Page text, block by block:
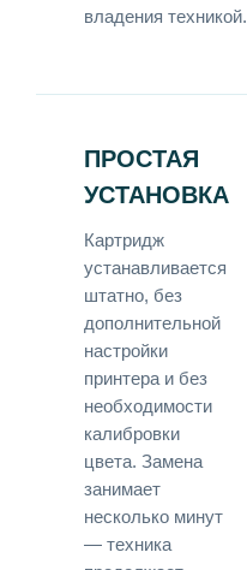
владения техникой.
ПРОСТАЯ
УСТАНОВКА
Картридж
устанавливается
штатно, без
дополнительной
настройки
принтера и без
необходимости
калибровки
цвета. Замена
занимает
несколько минут
— техника